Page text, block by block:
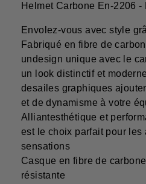
Helmet Carbone En-2206 -
Envolez-vous avec style
Fabriqué en fibre de
undesign unique avec le
un look distinctif et
desailes graphiques
et de dynamisme à votre
Alliantesthétique et
est le choix parfait pour les
sensations
Casque en fibre de
résistante